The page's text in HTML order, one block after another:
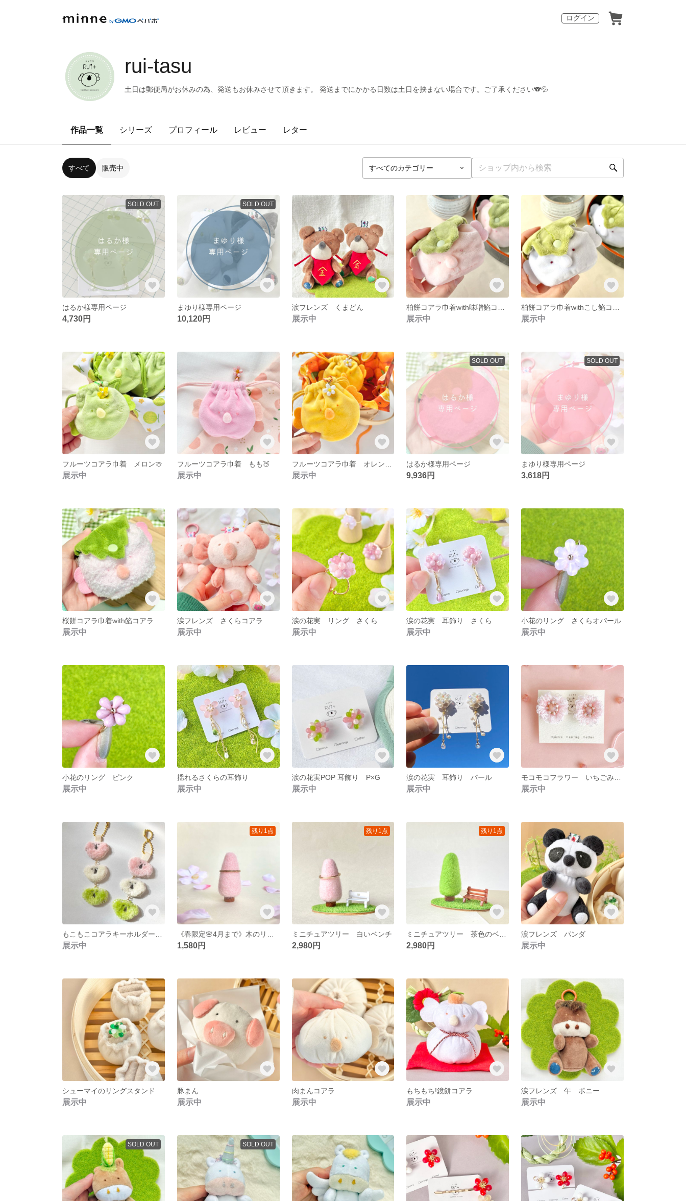
ログイン
rui-tasu
土日は郵便局がお休みの為、発送もお休みさせて頂きます。 発送までにかかる日数は土日を挟まない場合です。ご了承ください🐨💦
作品一覧 シリーズ プロフィール レビュー レター
すべて 販売中
SOLD OUT
はるか様専用ページ
4,730円
SOLD OUT
まゆり様専用ページ
10,120円
涙フレンズ くまどん
展示中 展示中 展示中
フルーツコアラ巾着 メロン🍈
展示中
フルーツコアラ巾着 もも🍑
展示中 展示中
SOLD OUT
はるか様専用ページ
9,936円
SOLD OUT
まゆり様専用ページ
3,618円
桜餅コアラ巾着with餡コアラ
展示中
涙フレンズ さくらコアラ
展示中
涙の花実 リング さくら
展示中
涙の花実 耳飾り さくら
展示中
小花のリング さくらオパール
展示中
小花のリング ピンク
展示中
揺れるさくらの耳飾り
展示中
涙の花実POP 耳飾り P×G
展示中
涙の花実 耳飾り パール
展示中 展示中
展示中
残り1点
1,580円
残り1点
ミニチュアツリー 白いベンチ
2,980円
残り1点
2,980円
涙フレンズ パンダ
展示中
シューマイのリングスタンド
展示中
豚まん
展示中
肉まんコアラ
展示中
もちもち!鏡餅コアラ
展示中
涙フレンズ 午 ポニー
展示中
SOLD OUT SOLD OUT